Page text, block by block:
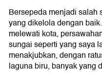
Bersepeda menjadi salah
yang dikelola dengan
melewati kota,
sungai seperti yang saya
menakjubkan, dengan
laguna biru, banyak yang